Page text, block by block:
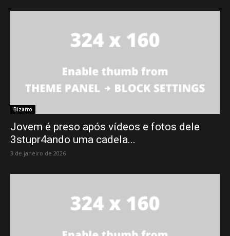
Bizarro
Jovem é preso após vídeos e fotos dele
3stupr4ando uma cadela...
3 de janeiro de 2026